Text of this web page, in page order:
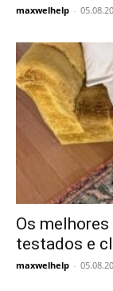
maxwelhelp -
Os
testados e
maxwelhelp -